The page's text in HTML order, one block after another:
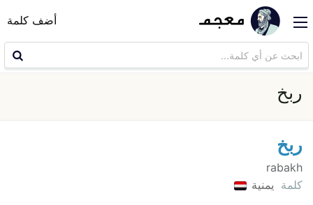
أضف كلمة
ربخ
ربخ
rabakh
كلمة يمنية